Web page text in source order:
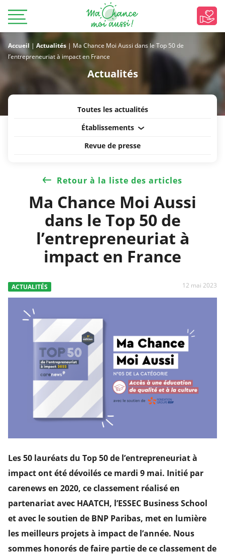
Accueil | Actualités | Ma Chance Moi Aussi dans le Top 50 de
l’entrepreneuriat à impact en France
Actualités
Toutes les actualités
Établissements
Revue de presse
Retour à la liste des articles
Ma Chance Moi Aussi
dans le Top 50 de
l’entrepreneuriat à
impact en France
ACTUALITÉS 12 mai 2023
Les 50 lauréats du Top 50 de l’entrepreneuriat à
impact ont été dévoilés ce mardi 9 mai. Initié par
carenews en 2020, ce classement réalisé en
partenariat avec HAATCH, l’ESSEC Business School
et avec le soutien de BNP Paribas, met en lumière
les meilleurs projets à impact de l’année. Nous
sommes honorés de faire partie de ce classement de